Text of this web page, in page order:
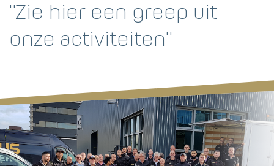
"Zie hier een greep uit
onze activiteiten"